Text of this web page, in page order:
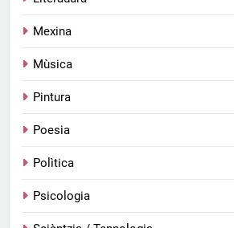
Mexina
Mùsica
Pintura
Poesia
Polìtica
Psicologia